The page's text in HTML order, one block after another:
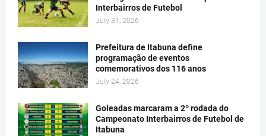
Interbairros de Futebol
July 31, 2026
Prefeitura de Itabuna define
programação de eventos
comemorativos dos 116 anos
July 24, 2026
Goleadas marcaram a 2º rodada do
Campeonato Interbairros de Futebol de
Itabuna